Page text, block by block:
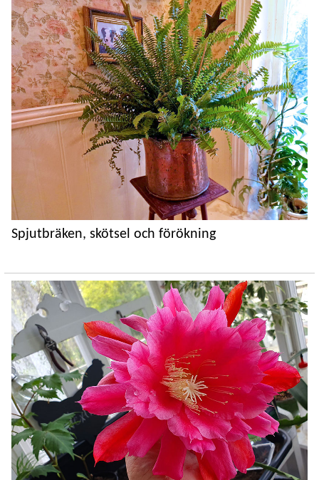
Spjutbräken, skötsel och förökning